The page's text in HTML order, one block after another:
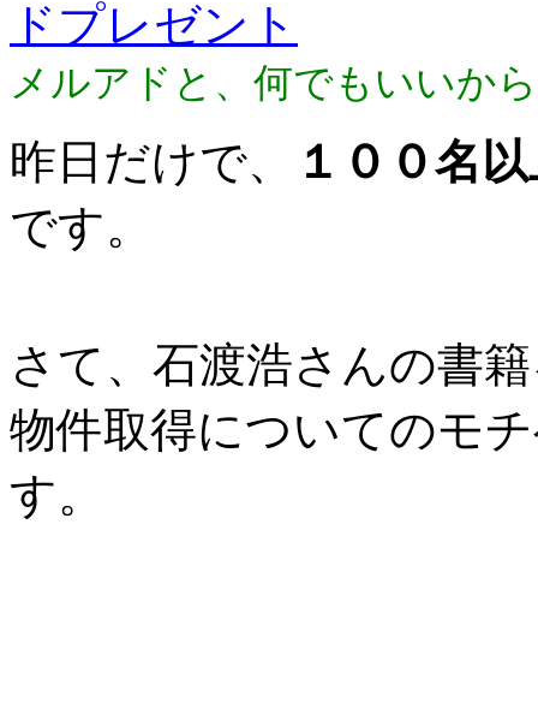
メルアドと、何でもいいか
昨日だけで、
１００名
です。
さて、石渡浩さんの書
物件取得についてのモ
す。